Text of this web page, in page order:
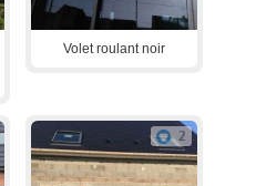
Volet roulant noir
2